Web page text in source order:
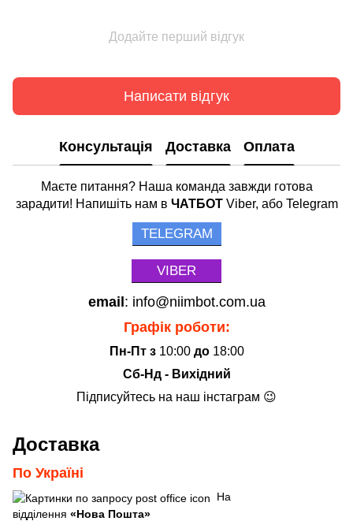
Додайте перший відгук
Написати відгук
Консультація Доставка Оплата
Маєте питання? Наша команда завжди готова
зарадити! Напишіть нам в ЧАТБОТViber, або Telegram
TELEGRAM
VIBER
email : info@niimbot.com.ua
Графік роботи:
Пн-Пт з 10:00до 18:00
Сб-Нд - Вихідний
Підписуйтесь на наш інстаграм 😉
Доставка
По Україні
На
відділення «Нова Пошта»